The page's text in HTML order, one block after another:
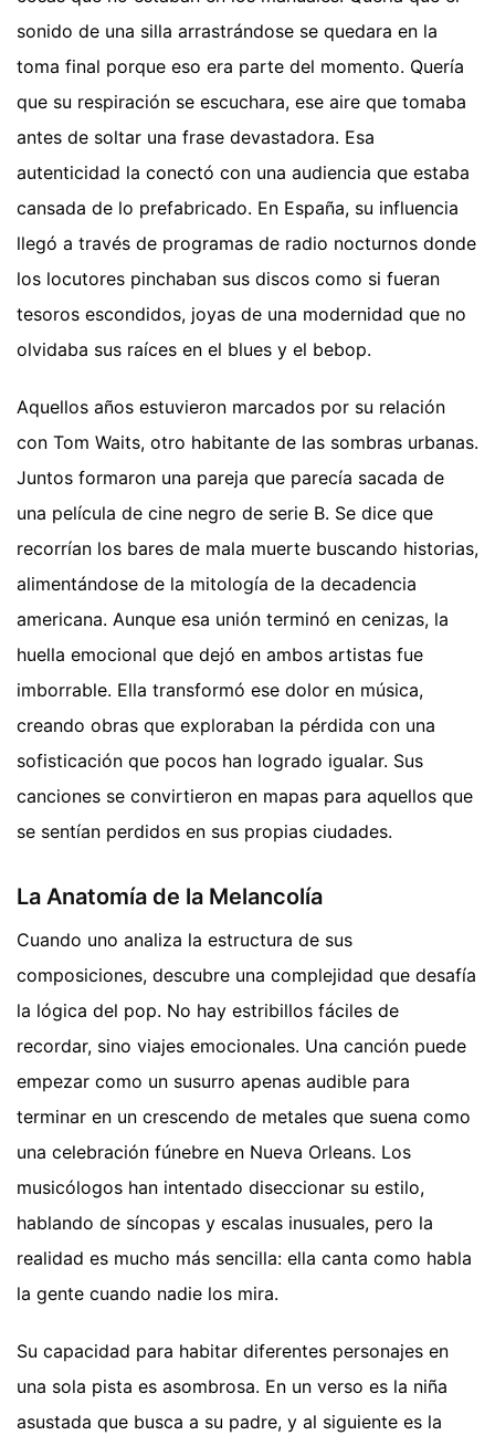
sonido de una silla arrastrándose se quedara en la
toma final porque eso era parte del momento. Quería
que su respiración se escuchara, ese aire que tomaba
antes de soltar una frase devastadora. Esa
autenticidad la conectó con una audiencia que estaba
cansada de lo prefabricado. En España, su influencia
llegó a través de programas de radio nocturnos donde
los locutores pinchaban sus discos como si fueran
tesoros escondidos, joyas de una modernidad que no
olvidaba sus raíces en el blues y el bebop.
Aquellos años estuvieron marcados por su relación
con Tom Waits, otro habitante de las sombras urbanas.
Juntos formaron una pareja que parecía sacada de
una película de cine negro de serie B. Se dice que
recorrían los bares de mala muerte buscando historias,
alimentándose de la mitología de la decadencia
americana. Aunque esa unión terminó en cenizas, la
huella emocional que dejó en ambos artistas fue
imborrable. Ella transformó ese dolor en música,
creando obras que exploraban la pérdida con una
sofisticación que pocos han logrado igualar. Sus
canciones se convirtieron en mapas para aquellos que
se sentían perdidos en sus propias ciudades.
La Anatomía de la Melancolía
Cuando uno analiza la estructura de sus
composiciones, descubre una complejidad que desafía
la lógica del pop. No hay estribillos fáciles de
recordar, sino viajes emocionales. Una canción puede
empezar como un susurro apenas audible para
terminar en un crescendo de metales que suena como
una celebración fúnebre en Nueva Orleans. Los
musicólogos han intentado diseccionar su estilo,
hablando de síncopas y escalas inusuales, pero la
realidad es mucho más sencilla: ella canta como habla
la gente cuando nadie los mira.
Su capacidad para habitar diferentes personajes en
una sola pista es asombrosa. En un verso es la niña
asustada que busca a su padre, y al siguiente es la